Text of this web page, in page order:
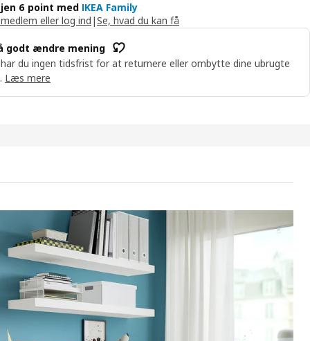
6 point med IKEA Family
eller log ind |Se, hvad du kan få
godt ændre mening
har du ingen tidsfrist for at returnere eller ombytte dine ubrugte
Læs mere